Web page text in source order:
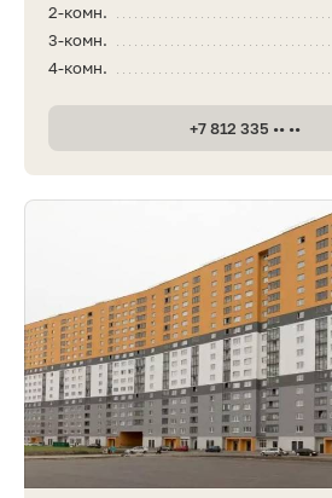
2-комн.
3-комн.
4-комн.
+7 812 335 •• ••